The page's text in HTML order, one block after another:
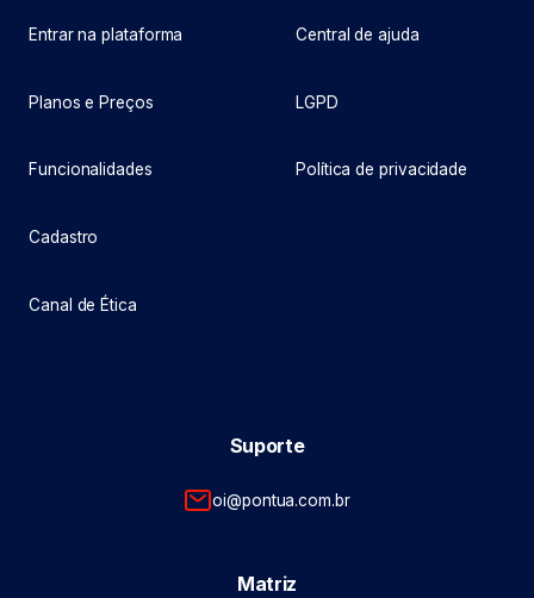
Entrar na plataforma
Planos e Preços
Funcionalidades
Cadastro
Canal de Ética
Central de ajuda
LGPD
Política de privacidade
Suporte
oi@pontua.com.br
Matriz